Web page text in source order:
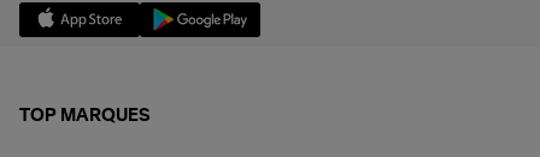
TOP MARQUES